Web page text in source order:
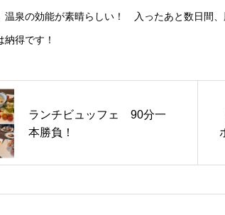
温泉の効能が素晴らしい！ 入ったあと数日間
納得です！
ランチビュッフェ 90分一
本勝負！